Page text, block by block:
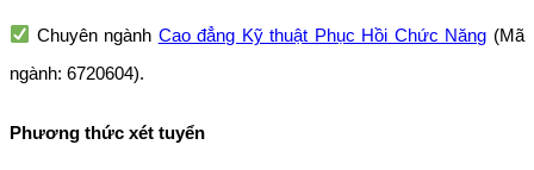
Chuyên ngành Cao đẳng Kỹ thuật Phục Hồi Chức Năng (Mã
ngành: 6720604).
Phương thức xét tuyển